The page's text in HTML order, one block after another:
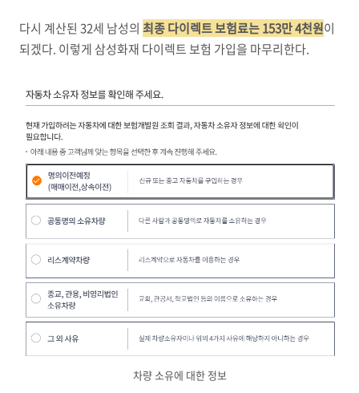
다시 계산된 32세 남성의 최종 다이렉트 보험료는 153만 4천원이
되겠다. 이렇게 삼성화재 다이렉트 보험 가입을 마무리한다.
차량 소유에 대한 정보